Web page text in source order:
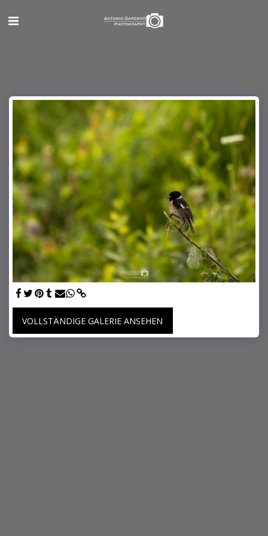
VOLLSTÄNDIGE GALERIE ANSEHEN